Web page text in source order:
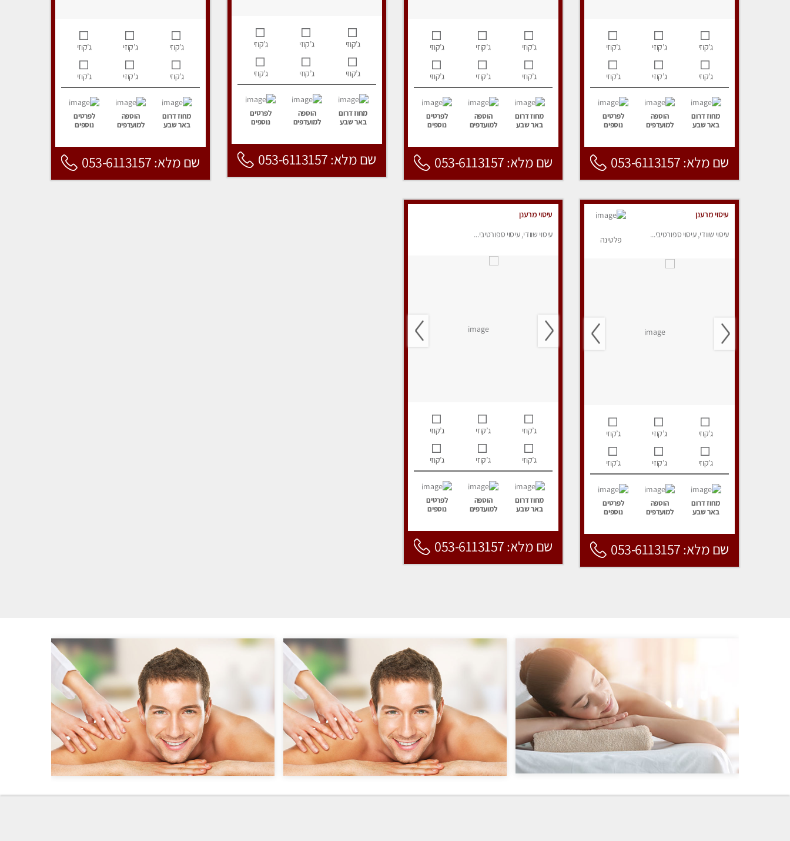
ג’קוזי ג’קוזי ג’קוזי
ג’קוזי ג’קוזי ג’קוזי
מחוז דרום
באר שבע
הוספה
למועדפים
לפרטים
נוספים
שם מלא: 053-6113157
ג’קוזי ג’קוזי ג’קוזי
ג’קוזי ג’קוזי ג’קוזי
מחוז דרום
באר שבע
הוספה
למועדפים
לפרטים
נוספים
שם מלא: 053-6113157
ג’קוזי ג’קוזי ג’קוזי
ג’קוזי ג’קוזי ג’קוזי
מחוז דרום
באר שבע
הוספה
למועדפים
לפרטים
נוספים
שם מלא: 053-6113157
ג’קוזי ג’קוזי ג’קוזי
ג’קוזי ג’קוזי ג’קוזי
מחוז דרום
באר שבע
הוספה
למועדפים
לפרטים
נוספים
שם מלא: 053-6113157
עיסוי מרענן
עיסוי שוודי, עיסוי ספורטיבי...
פלטינה
ג’קוזי ג’קוזי ג’קוזי
ג’קוזי ג’קוזי ג’קוזי
מחוז דרום
באר שבע
הוספה
למועדפים
לפרטים
נוספים
שם מלא: 053-6113157
עיסוי מרענן
עיסוי שוודי, עיסוי ספורטיבי...
ג’קוזי ג’קוזי ג’קוזי
ג’קוזי ג’קוזי ג’קוזי
מחוז דרום
באר שבע
הוספה
למועדפים
לפרטים
נוספים
שם מלא: 053-6113157